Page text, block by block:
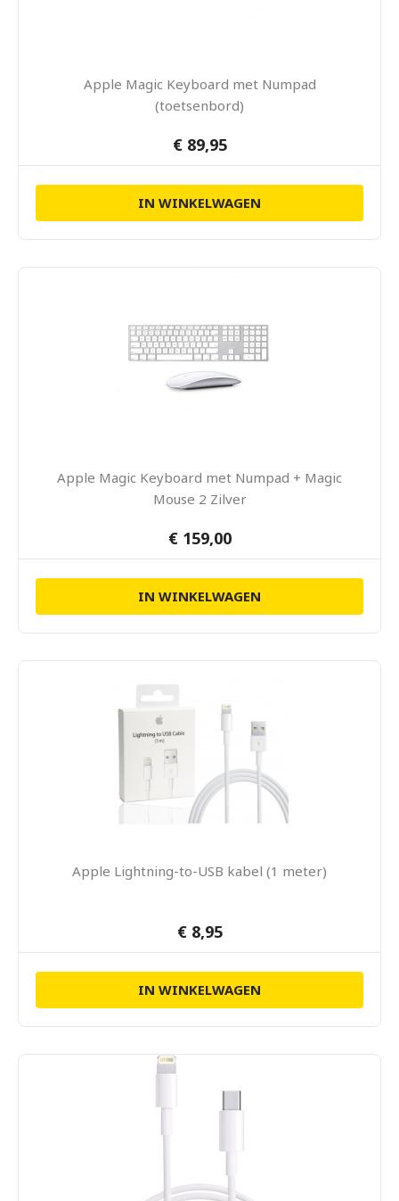
Apple Magic Keyboard met Numpad
(toetsenbord)
€ 89,95
IN WINKELWAGEN
Apple Magic Keyboard met Numpad + Magic
Mouse 2 Zilver
€ 159,00
IN WINKELWAGEN
Apple Lightning-to-USB kabel (1 meter)
€ 8,95
IN WINKELWAGEN